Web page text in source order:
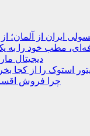
ایران از آلمان؛
مطب خود را به
دیجیتال
استوک را از کجا
چرا فروش